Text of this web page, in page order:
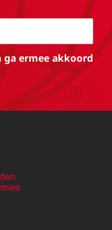
ga ermee akkoord